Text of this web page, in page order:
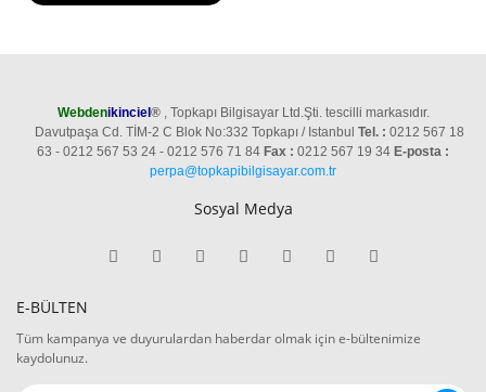
Webdenikinciel®, Topkapı Bilgisayar Ltd.Şti. tescilli markasıdır.
Davutpaşa Cd. TİM-2 C Blok No:332 Topkapı / Istanbul Tel. : 0212 567 18
63 - 0212 567 53 24 - 0212 576 71 84 Fax : 0212 567 19 34 E-posta :
perpa@topkapibilgisayar.com.tr
Sosyal Medya
E-BÜLTEN
Tüm kampanya ve duyurulardan haberdar olmak için e-bültenimize
kaydolunuz.